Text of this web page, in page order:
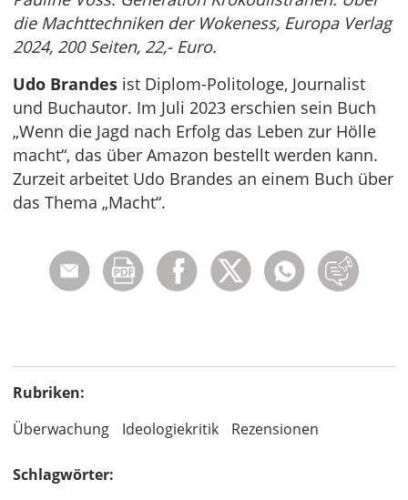
die Machttechniken der Wokeness, Europa Verlag
2024, 200 Seiten, 22,- Euro.
Udo Brandes ist Diplom-Politologe, Journalist
und Buchautor. Im Juli 2023 erschien sein Buch
„Wenn die Jagd nach Erfolg das Leben zur Hölle
macht“, das über Amazon bestellt werden kann.
Zurzeit arbeitet Udo Brandes an einem Buch über
das Thema „Macht“.
Rubriken:
Überwachung
Ideologiekritik Rezensionen
Schlagwörter: